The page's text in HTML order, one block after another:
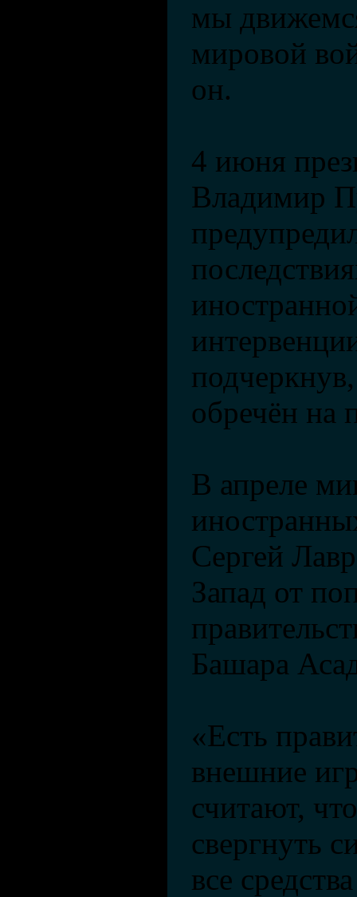
мы
мировой
он.
4 июня
Владимир
обречён на
В апреле
Сергей
Запад от
Башара
«Есть
внешние
считают,
свергнуть
все